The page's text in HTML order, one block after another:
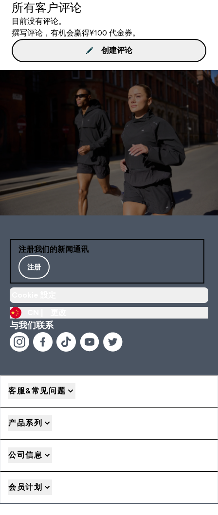
所有客户评论
目前没有评论。
撰写评论，有机会赢得¥100 代金券。
创建评论
注册我们的新闻通讯
注册
与我们联系
客服&常见问题
产品系列
公司信息
会员计划